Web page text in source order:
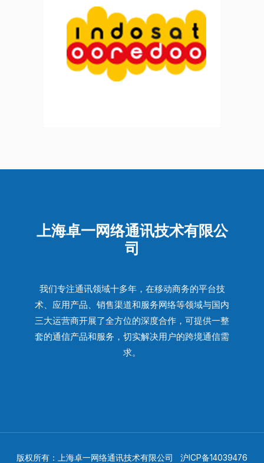
上海卓一网络通讯技术有限公
司
我们专注通讯领域十多年，在移动商务的平台技
术、应用产品、销售渠道和服务网络等领域与国内
三大运营商开展了全方位的深度合作，可提供一整
套的通信产品和服务，切实解决用户的跨境通信需
求。
版权所有：上海卓一网络通讯技术有限公司 沪ICP备14039476